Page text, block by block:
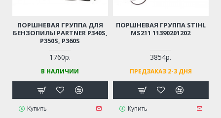
ПОРШНЕВАЯ ГРУППА ДЛЯ
БЕНЗОПИЛЫ PARTNER P340S,
P350S, P360S
1760р.
В НАЛИЧИИ
Купить
ПОРШНЕВАЯ ГРУППА STIHL
MS211 11390201202
3854р.
ПРЕДЗАКАЗ 2-3 ДНЯ
Купить